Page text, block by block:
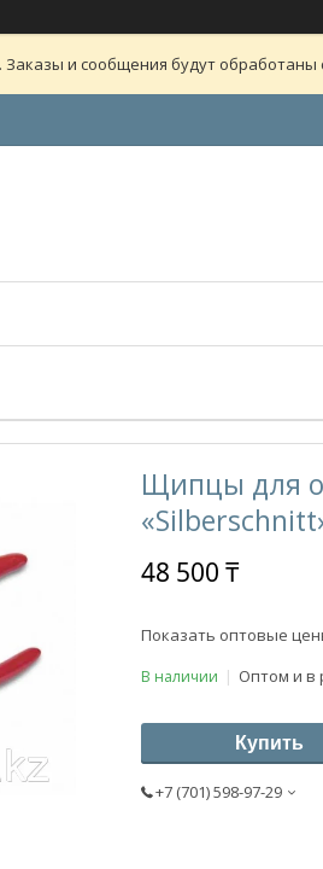
и сообщения будут обработаны
Щипцы для
48 500 ₸
Показать оптовые
В наличии Оптом и в
Купить
+7 (701) 598-97-29